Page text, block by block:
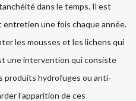
dans le temps. Il est
entretien une fois chaque année.
les mousses et les lichens qui
une intervention qui consiste
produits hydrofuges ou anti-
l’apparition de ces